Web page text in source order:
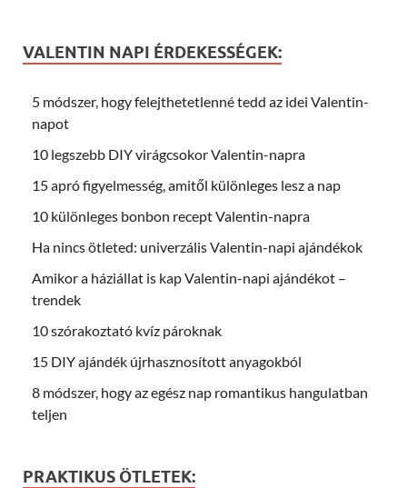
VALENTIN NAPI ÉRDEKESSÉGEK:
5 módszer, hogy felejthetetlenné tedd az idei Valentin-
napot
10 legszebb DIY virágcsokor Valentin-napra
15 apró figyelmesség, amitől különleges lesz a nap
10 különleges bonbon recept Valentin-napra
Ha nincs ötleted: univerzális Valentin-napi ajándékok
Amikor a háziállat is kap Valentin-napi ajándékot –
trendek
10 szórakoztató kvíz pároknak
15 DIY ajándék újrhasznosított anyagokból
8 módszer, hogy az egész nap romantikus hangulatban
teljen
PRAKTIKUS ÖTLETEK: